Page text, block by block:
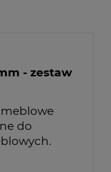
- zestaw
meblowe
do